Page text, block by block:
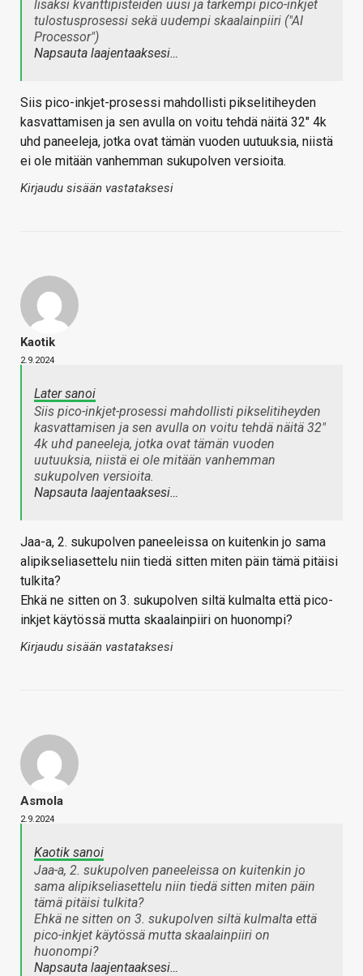
lisäksi kvanttipisteiden uusi ja tarkempi pico-inkjet
tulostusprosessi sekä uudempi skaalainpiiri ("AI
Processor")
Napsauta laajentaaksesi…
Siis pico-inkjet-prosessi mahdollisti pikselitiheyden
kasvattamisen ja sen avulla on voitu tehdä näitä 32" 4k
uhd paneeleja, jotka ovat tämän vuoden uutuuksia, niistä
ei ole mitään vanhemman sukupolven versioita.
Kirjaudu sisään vastataksesi
Kaotik
2.9.2024
Later sanoi
Siis pico-inkjet-prosessi mahdollisti pikselitiheyden
kasvattamisen ja sen avulla on voitu tehdä näitä 32"
4k uhd paneeleja, jotka ovat tämän vuoden
uutuuksia, niistä ei ole mitään vanhemman
sukupolven versioita.
Napsauta laajentaaksesi…
Jaa-a, 2. sukupolven paneeleissa on kuitenkin jo sama
alipikseliasettelu niin tiedä sitten miten päin tämä pitäisi
tulkita?
Ehkä ne sitten on 3. sukupolven siltä kulmalta että pico-
inkjet käytössä mutta skaalainpiiri on huonompi?
Kirjaudu sisään vastataksesi
Asmola
2.9.2024
Kaotik sanoi
Jaa-a, 2. sukupolven paneeleissa on kuitenkin jo
sama alipikseliasettelu niin tiedä sitten miten päin
tämä pitäisi tulkita?
Ehkä ne sitten on 3. sukupolven siltä kulmalta että
pico-inkjet käytössä mutta skaalainpiiri on
huonompi?
Napsauta laajentaaksesi…